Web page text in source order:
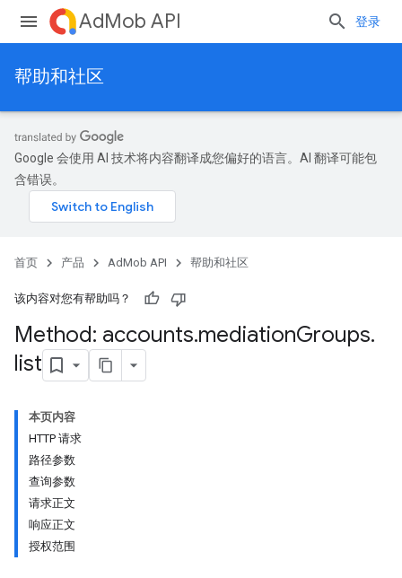
AdMob API 登录
帮助和社区
Google 会使用 AI 技术将内容翻译成您偏好的语言。AI 翻译可能包
含错误。
首页 产品 AdMob API 帮助和社区
该内容对您有帮助吗？
Method: accounts.mediationGroups.
list
本页内容
HTTP 请求
路径参数
查询参数
请求正文
响应正文
授权范围